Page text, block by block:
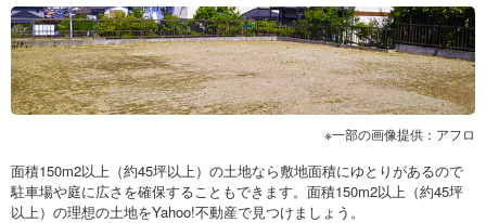
一部の画像提供：アフロ
面積150m2以上（約45坪以上）の土地なら敷地面積にゆとりがあるので
駐車場や庭に広さを確保することもできます。面積150m2以上（約45坪
以上）の理想の土地をYahoo!不動産で見つけましょう。